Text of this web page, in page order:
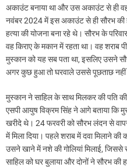
अकाउंट बनाया था और उस अकाउंट से ही
नवंबर 2024 में इस अकाउंट से ही सौरभ की
हत्या की योजना बना रहे थे। सौरभ के
वह किराए के मकान में रहता था। वह शराब
मुस्कान को यह सब पता था, इसलिए उसने
अगर कुछ हुआ तो घरवाले उससे पूछताछ
मुस्कान ने साहिल के साथ मिलकर की पति की
एसपी आयुष विक्रम सिंह ने आगे बताया कि
खरीदे थे। 24 फरवरी को सौरभ लंदन से
में मिला दिया। पहले शराब में दवा मिलाने
उसने खाने में नशे की गोलियां मिलाई, जिससे
साहिल को घर बुलाया और दोनों ने सौरभ की